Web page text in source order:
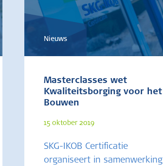
Nieuws
Masterclasses wet
Kwaliteitsborging voor het
Bouwen
15 oktober 2019
SKG-IKOB Certificatie
organiseert in samenwerking